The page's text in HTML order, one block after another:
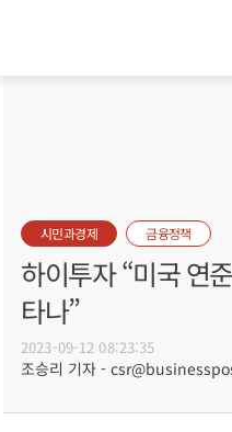
시민과경제 금융정책
하이투자 “미국 연
타나”
2023-09-12 08:23:35
조승리 기자 -